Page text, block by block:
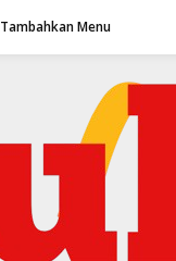
Tambahkan Menu